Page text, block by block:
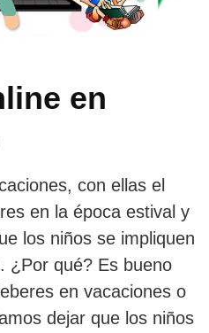
en
con ellas el
en la época estival y
los niños se impliquen
¿Por qué? Es bueno
en vacaciones o
dejar que los niños